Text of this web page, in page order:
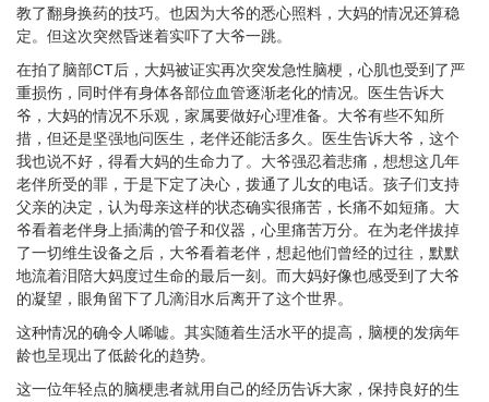
教了翻身换药的技巧。也因为大爷的悉心照料，大妈的情况还算稳
定。但这次突然昏迷着实吓了大爷一跳。
在拍了脑部CT后，大妈被证实再次突发急性脑梗，心肌也受到了严
重损伤，同时伴有身体各部位血管逐渐老化的情况。医生告诉大
爷，大妈的情况不乐观，家属要做好心理准备。大爷有些不知所
措，但还是坚强地问医生，老伴还能活多久。医生告诉大爷，这个
我也说不好，得看大妈的生命力了。大爷强忍着悲痛，想想这几年
老伴所受的罪，于是下定了决心，拨通了儿女的电话。孩子们支持
父亲的决定，认为母亲这样的状态确实很痛苦，长痛不如短痛。大
爷看着老伴身上插满的管子和仪器，心里痛苦万分。在为老伴拔掉
了一切维生设备之后，大爷看着老伴，想起他们曾经的过往，默默
地流着泪陪大妈度过生命的最后一刻。而大妈好像也感受到了大爷
的凝望，眼角留下了几滴泪水后离开了这个世界。
这种情况的确令人唏嘘。其实随着生活水平的提高，脑梗的发病年
龄也呈现出了低龄化的趋势。
这一位年轻点的脑梗患者就用自己的经历告诉大家，保持良好的生